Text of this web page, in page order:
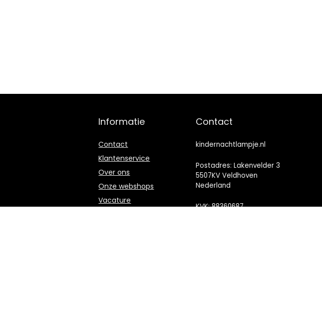
Informatie
Contact
Klantenservice
Over ons
Onze webshops
Vacature
Contact
kindernachtlampje.nl
Postadres: Lakenvelder 3
5507KV Veldhoven
Nederland
KVK: 88360687